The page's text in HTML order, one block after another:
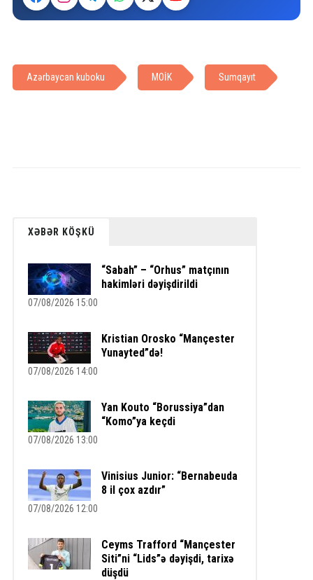
Azərbaycan kuboku MOİK Sumqayıt
XƏBƏR KÖŞKÜ
“Sabah” – “Orhus” matçının
hakimləri dəyişdirildi
07/08/2026 15:00
Kristian Orosko “Mançester
Yunayted”də!
07/08/2026 14:00
Yan Kouto “Borussiya”dan
“Komo”ya keçdi
07/08/2026 13:00
Vinisius Junior: “Bernabeuda
8 il çox azdır”
07/08/2026 12:00
Ceyms Trafford “Mançester
Siti”ni “Lids”ə dəyişdi, tarixə
düşdü